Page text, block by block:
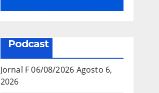
Podcast
Jornal F 06/08/2026 Agosto 6,
2026